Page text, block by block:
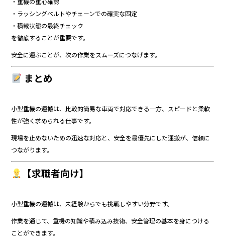
・ラッシングベルトやチェーンでの確実な固定
・積載状態の最終チェック
を徹底することが重要です。
安全に運ぶことが、次の作業をスムーズにつなげます。
まとめ
小型重機の運搬は、比較的簡易な車両で対応できる一方、スピードと柔軟
性が強く求められる仕事です。
現場を止めないための迅速な対応と、安全を最優先にした運搬が、信頼に
つながります。
【求職者向け】
小型重機の運搬は、未経験からでも挑戦しやすい分野です。
作業を通じて、重機の知識や積み込み技術、安全管理の基本を身につける
ことができます。